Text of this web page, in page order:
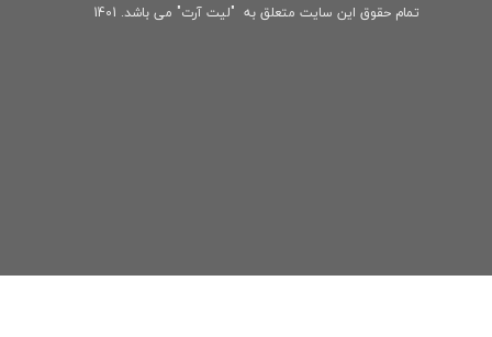
تمام حقوق این سایت متعلق به "لیت آرت" می باشد. 1401